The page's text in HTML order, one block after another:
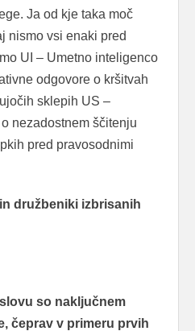
Ja od kje taka moč
nismo vsi enaki pred
UI – Umetno inteligenco
odgovore o kršitvah
sklepih US –
nezadostnem ščitenju
pred pravosodnimi
družbeniki izbrisanih
so naključnem
čeprav v primeru prvih